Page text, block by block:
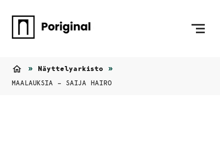
Näyttelyarkisto
MAALAUKSIA – SAIJA HAIRO